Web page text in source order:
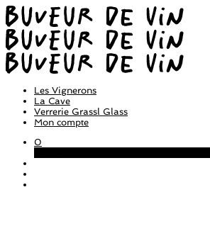
Les Vignerons
La Cave
Verrerie Grassl Glass
Mon compte
0